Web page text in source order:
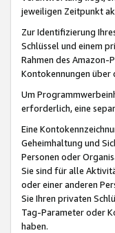
jeweiligen Zeitpunkt
Zur Identifizierung
Schlüssel und einem
Rahmen des
Kontokennungen über
Um
erforderlich, eine
Eine
Geheimhaltung und
Personen oder
Sie sind für alle
oder einer anderen
Sie Ihren privaten
Tag-Parameter oder
haben.